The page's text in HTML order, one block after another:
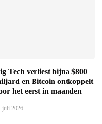
Tech verliest bijna $800
en Bitcoin ontkoppelt
het eerst in maanden
juli 2026